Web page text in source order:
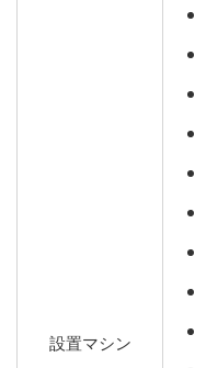
設置マシン